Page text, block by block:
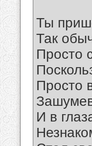
Ты
Так
Просто
Просто
И в